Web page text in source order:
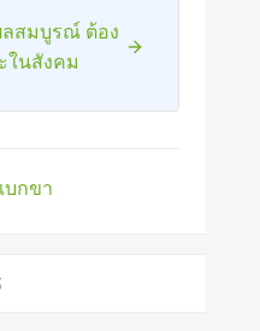
สมบูรณ์ ต้อง
ในสังคม
บกขา